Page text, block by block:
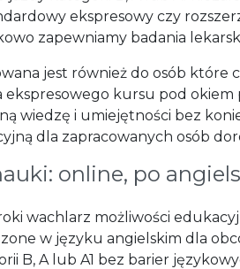
ekspresowy czy
zapewniamy badania
jest również do osób
ekspresowego kursu pod
wiedzę i umiejętności bez
dla zapracowanych osób
online, po
wachlarz możliwości
w języku angielskim dla
B, A lub A1 bez barier